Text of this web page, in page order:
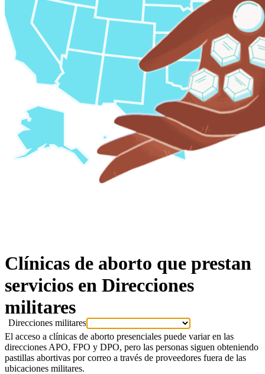
Clínicas de aborto que prestan
servicios en Direcciones
militares
El acceso a clínicas de aborto presenciales puede variar en las
direcciones APO, FPO y DPO, pero las personas siguen obteniendo
pastillas abortivas por correo a través de proveedores fuera de las
ubicaciones militares.
Direcciones militares